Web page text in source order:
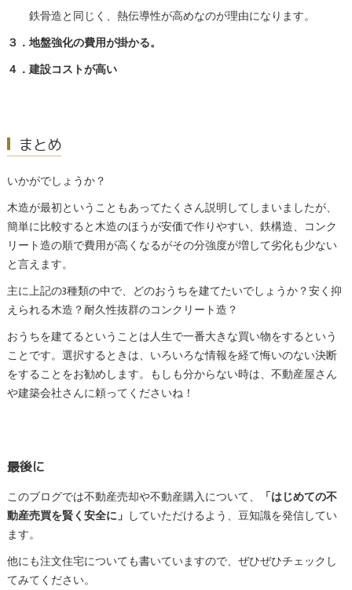
鉄骨造と同じく、熱伝導性が高めなのが理由になります。
３．地盤強化の費用が掛かる。
４．建設コストが高い
まとめ
いかがでしょうか？
木造が最初ということもあってたくさん説明してしまいましたが、
簡単に比較すると木造のほうが安価で作りやすい、鉄構造、コンク
リート造の順で費用が高くなるがその分強度が増して劣化も少ない
と言えます。
主に上記の3種類の中で、どのおうちを建てたいでしょうか？安く抑
えられる木造？耐久性抜群のコンクリート造？
おうちを建てるということは人生で一番大きな買い物をするという
ことです。選択するときは、いろいろな情報を経て悔いのない決断
をすることをお勧めします。もしも分からない時は、不動産屋さん
や建築会社さんに頼ってくださいね！
最後に
このブログでは不動産売却や不動産購入について、
「はじめての不
動産売買を賢く安全に」 していただけるよう、豆知識を発信してい
ます。
他にも注文住宅についても書いていますので、ぜひぜひチェックし
てみてください。